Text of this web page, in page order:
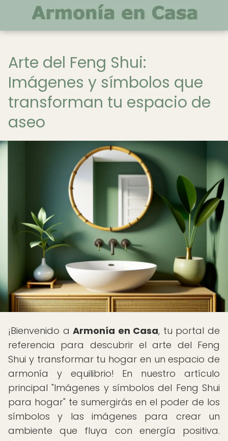
Arte del Feng Shui:
Imágenes y símbolos que
transforman tu espacio de
aseo
¡Bienvenido aArmonía en Casa, tu portal de
referencia para descubrir el arte del Feng
Shui y transformar tu hogar en un espacio de
armonía y equilibrio! En nuestro artículo
principal "Imágenes y símbolos del Feng Shui
para hogar" te sumergirás en el poder de los
símbolos y las imágenes para crear un
ambiente que fluya con energía positiva.